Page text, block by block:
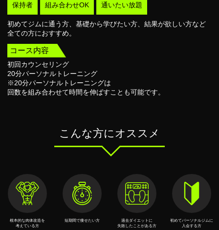
保持者
組み合わせOK
通いたい放題
初めてジムに通う方、基礎から学びたい方、結果が欲しい方など
全ての方におすすめ。
コース内容
初回カウンセリング
20分パーソナルトレーニング
※20分パーソナルトレーニングは
回数を組み合わせて時間を伸ばすことも可能です。
こんな方にオススメ
根本的な⾁体改造を
考えている⽅
短期間で痩せたい⽅
過去ダイエットに
失敗したことがある⽅
初めてパーソナルジムに
⼊会する⽅